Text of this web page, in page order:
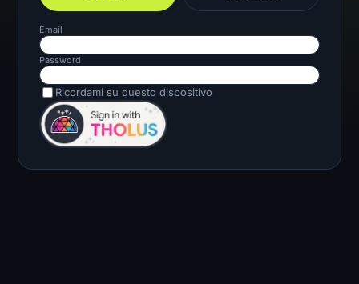
Email
Password
Ricordami su questo dispositivo